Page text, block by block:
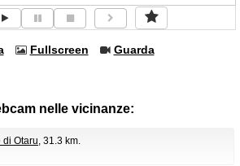
Fullscreen Guarda
nelle vicinanze:
di Otaru, 31.3 km.